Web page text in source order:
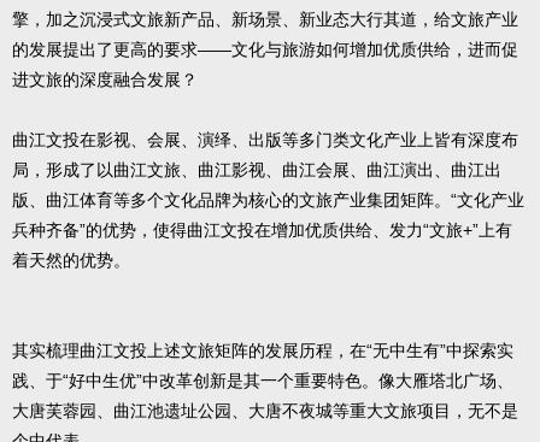
擎，加之沉浸式文旅新产品、新场景、新业态大行其道，给文旅产业
的发展提出了更高的要求——文化与旅游如何增加优质供给，进而促
进文旅的深度融合发展？
曲江文投在影视、会展、演绎、出版等多门类文化产业上皆有深度布
局，形成了以曲江文旅、曲江影视、曲江会展、曲江演出、曲江出
版、曲江体育等多个文化品牌为核心的文旅产业集团矩阵。“文化产业
兵种齐备”的优势，使得曲江文投在增加优质供给、发力“文旅+”上有
着天然的优势。
其实梳理曲江文投上述文旅矩阵的发展历程，在“无中生有”中探索实
践、于“好中生优”中改革创新是其一个重要特色。像大雁塔北广场、
大唐芙蓉园、曲江池遗址公园、大唐不夜城等重大文旅项目，无不是